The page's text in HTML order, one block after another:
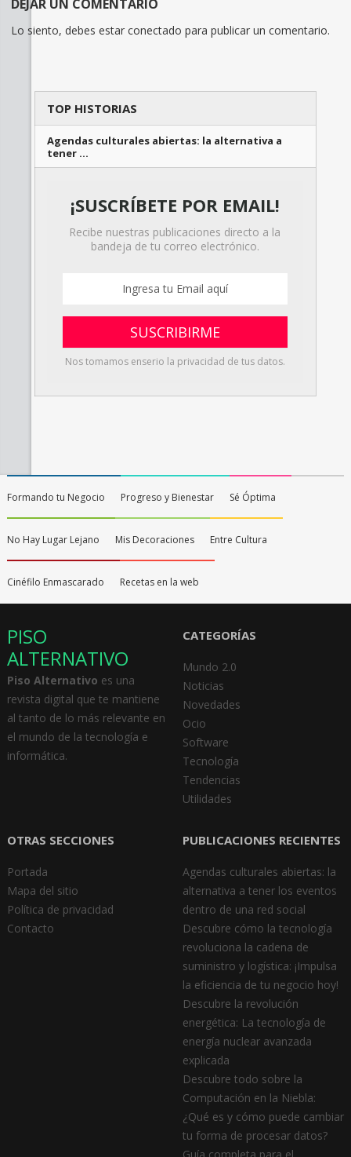
DEJAR UN COMENTARIO
Lo siento, debes estar conectado para publicar un comentario.
TOP HISTORIAS
Agendas culturales abiertas: la alternativa a
tener …
¡SUSCRÍBETE POR EMAIL!
Recibe nuestras publicaciones directo a la
bandeja de tu correo electrónico.
Nos tomamos enserio la privacidad de tus datos.
Formando tu Negocio Progreso y Bienestar Sé Óptima
No Hay Lugar Lejano Mis Decoraciones Entre Cultura
Cinéfilo Enmascarado Recetas en la web
PISO
ALTERNATIVO
Piso Alternativo es una
revista digital que te mantiene
al tanto de lo más relevante en
el mundo de la tecnología e
informática.
CATEGORÍAS
Mundo 2.0
Noticias
Novedades
Ocio
Software
Tecnología
Tendencias
Utilidades
OTRAS SECCIONES
Portada
Mapa del sitio
Política de privacidad
Contacto
PUBLICACIONES RECIENTES
Agendas culturales abiertas: la
alternativa a tener los eventos
dentro de una red social
Descubre cómo la tecnología
revoluciona la cadena de
suministro y logística: ¡Impulsa
la eficiencia de tu negocio hoy!
Descubre la revolución
energética: La tecnología de
energía nuclear avanzada
explicada
Descubre todo sobre la
Computación en la Niebla:
¿Qué es y cómo puede cambiar
tu forma de procesar datos?